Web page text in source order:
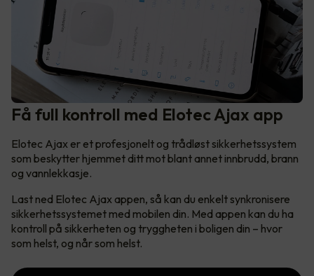
Få full kontroll med Elotec Ajax app
Elotec Ajax er et profesjonelt og trådløst sikkerhetssystem
som beskytter hjemmet ditt mot blant annet innbrudd, brann
og vannlekkasje.
Last ned Elotec Ajax appen, så kan du enkelt synkronisere
sikkerhetssystemet med mobilen din. Med appen kan du ha
kontroll på sikkerheten og tryggheten i boligen din – hvor
som helst, og når som helst.